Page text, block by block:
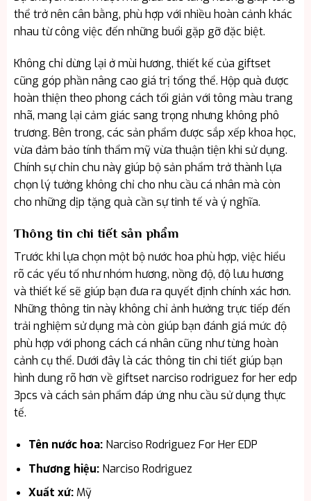
thể trở nên cân bằng, phù hợp với nhiều hoàn cảnh khác
nhau từ công việc đến những buổi gặp gỡ đặc biệt.
Không chỉ dừng lại ở mùi hương, thiết kế của giftset
cũng góp phần nâng cao giá trị tổng thể. Hộp quà được
hoàn thiện theo phong cách tối giản với tông màu trang
nhã, mang lại cảm giác sang trọng nhưng không phô
trương. Bên trong, các sản phẩm được sắp xếp khoa học,
vừa đảm bảo tính thẩm mỹ vừa thuận tiện khi sử dụng.
Chính sự chỉn chu này giúp bộ sản phẩm trở thành lựa
chọn lý tưởng không chỉ cho nhu cầu cá nhân mà còn
cho những dịp tặng quà cần sự tinh tế và ý nghĩa.
Thông tin chi tiết sản phẩm
Trước khi lựa chọn một bộ nước hoa phù hợp, việc hiểu
rõ các yếu tố như nhóm hương, nồng độ, độ lưu hương
và thiết kế sẽ giúp bạn đưa ra quyết định chính xác hơn.
Những thông tin này không chỉ ảnh hưởng trực tiếp đến
trải nghiệm sử dụng mà còn giúp bạn đánh giá mức độ
phù hợp với phong cách cá nhân cũng như từng hoàn
cảnh cụ thể. Dưới đây là các thông tin chi tiết giúp bạn
hình dung rõ hơn về giftset narciso rodriguez for her edp
3pcs và cách sản phẩm đáp ứng nhu cầu sử dụng thực
tế.
Tên nước hoa:Narciso Rodriguez For Her EDP
Thương hiệu:Narciso Rodriguez
Xuất xứ:Mỹ